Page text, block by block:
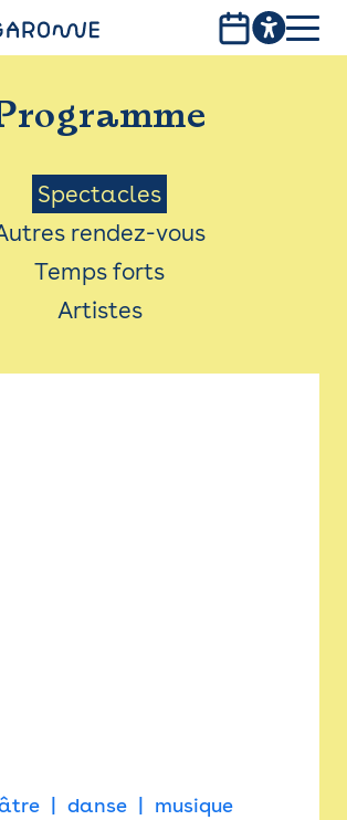
PUBLICS
Menu
Saison
Spectacles
rendez-vous
Temps forts
Artistes
danse musique